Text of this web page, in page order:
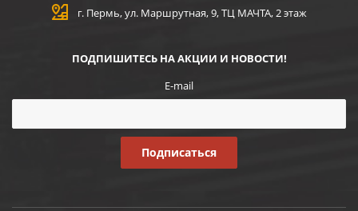
г. Пермь, ул. Маршрутная, 9, ТЦ МАЧТА, 2 этаж
ПОДПИШИТЕСЬ НА АКЦИИ И НОВОСТИ!
E-mail